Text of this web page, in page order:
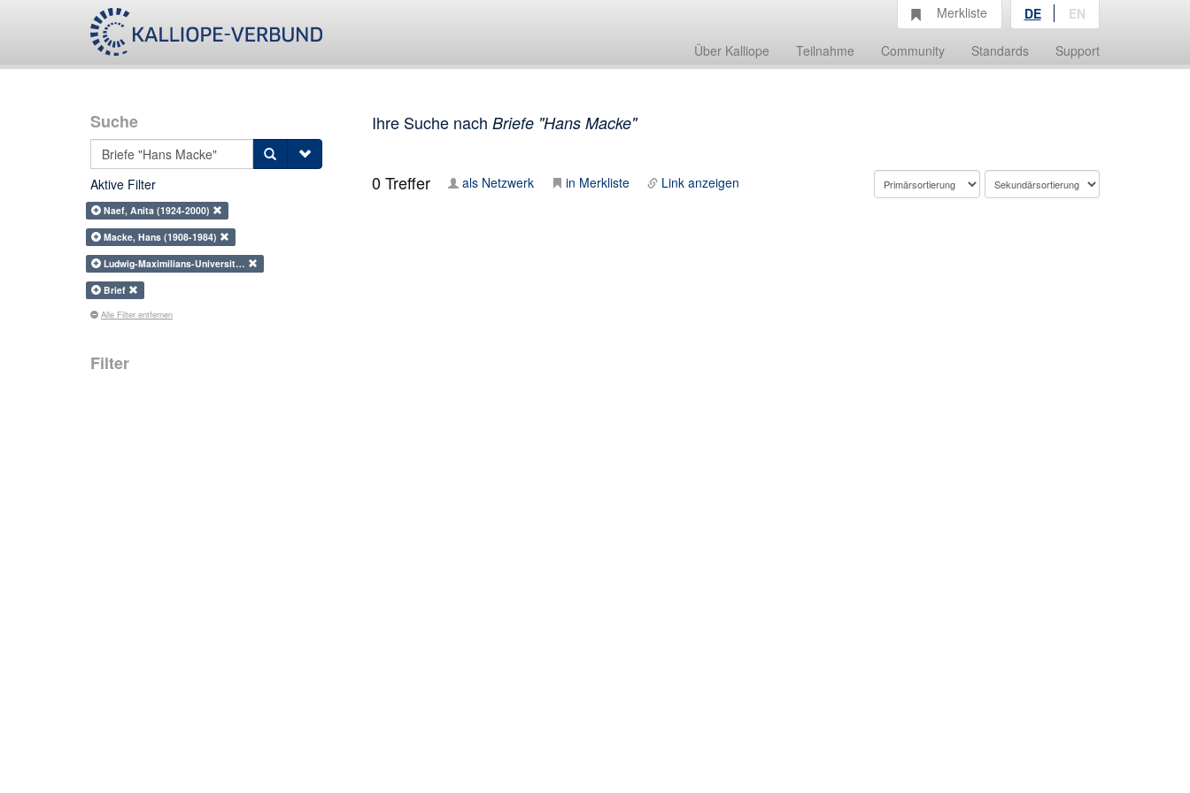
Über Kalliope Teilnahme Community Standards Support
Merkliste DE EN
Suche
Aktive Filter
Naef, Anita (1924-2000)
Macke, Hans (1908-1984)
Ludwig-Maximilians-Universit…
Brief
Alle Filter entfernen
Filter
Ihre Suche nach Briefe "Hans Macke"
0Treffer als Netzwerk in Merkliste Link anzeigen